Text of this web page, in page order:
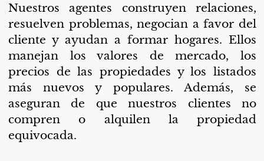
Nuestros agentes construyen relaciones,
resuelven problemas, negocian a favor del
cliente y ayudan a formar hogares. Ellos
manejan los valores de mercado, los
precios de las propiedades y los listados
más nuevos y populares. Además, se
aseguran de que nuestros clientes no
compren o alquilen la propiedad
equivocada.